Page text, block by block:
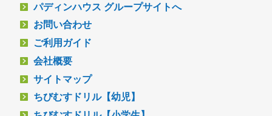
パディンハウス グループサイトへ
お問い合わせ
ご利用ガイド
会社概要
サイトマップ
ちびむすドリル【幼児】